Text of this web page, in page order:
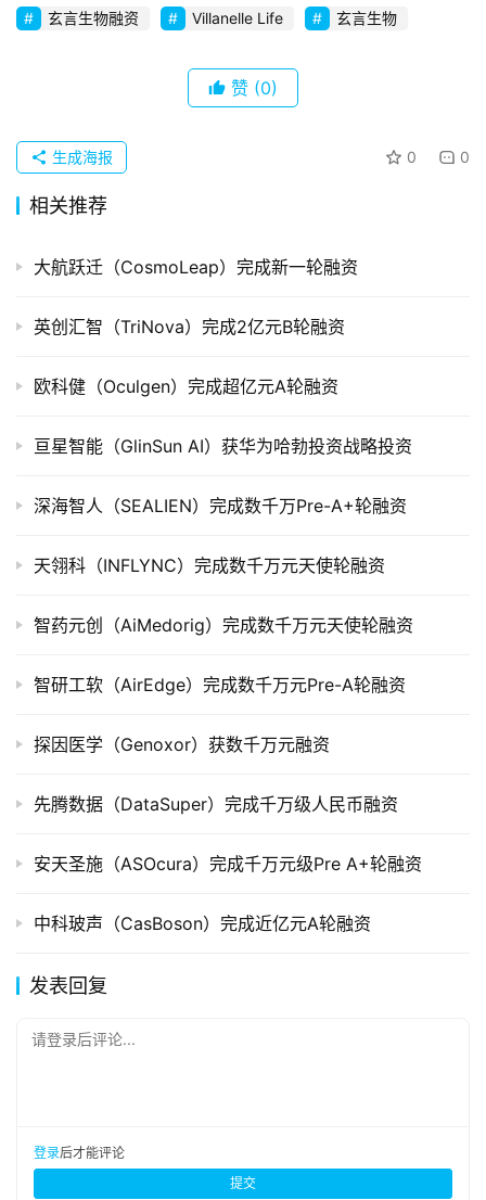
牌
购
组
公
上
数
业
院
注册
投稿
玄言生物融资 Villanelle Life 玄言生物
赞 (0)
0 0
生成海报
相关推荐
大航跃迁（CosmoLeap）完成新一轮融资
英创汇智（TriNova）完成2亿元B轮融资
欧科健（Oculgen）完成超亿元A轮融资
亘星智能（GlinSun AI）获华为哈勃投资战略投资
深海智人（SEALIEN）完成数千万Pre-A+轮融资
天翎科（INFLYNC）完成数千万元天使轮融资
智药元创（AiMedorig）完成数千万元天使轮融资
智研工软（AirEdge）完成数千万元Pre-A轮融资
探因医学（Genoxor）获数千万元融资
先腾数据（DataSuper）完成千万级人民币融资
安天圣施（ASOcura）完成千万元级Pre A+轮融资
中科玻声（CasBoson）完成近亿元A轮融资
发表回复
请登录后评论...
登录后才能评论
提交